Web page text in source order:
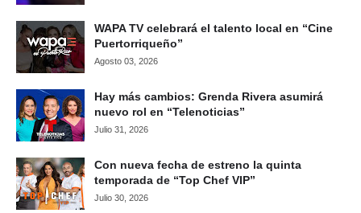
WAPA TV celebrará el talento local en “Cine
Puertorriqueño”
Agosto 03, 2026
Hay más cambios: Grenda Rivera asumirá
nuevo rol en “Telenoticias”
Julio 31, 2026
Con nueva fecha de estreno la quinta
temporada de “Top Chef VIP”
Julio 30, 2026